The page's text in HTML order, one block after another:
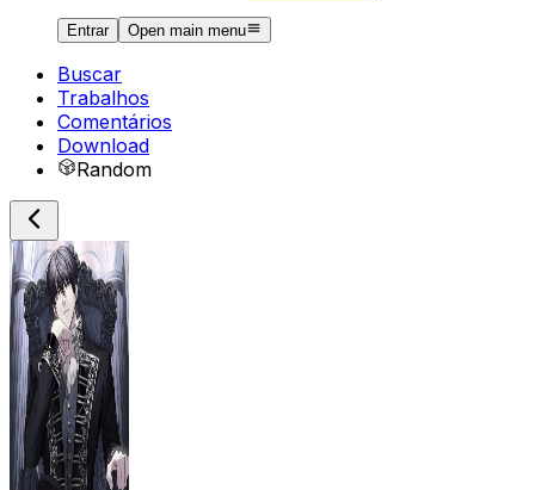
Entrar Open main menu
Buscar
Trabalhos
Comentários
Download
Random